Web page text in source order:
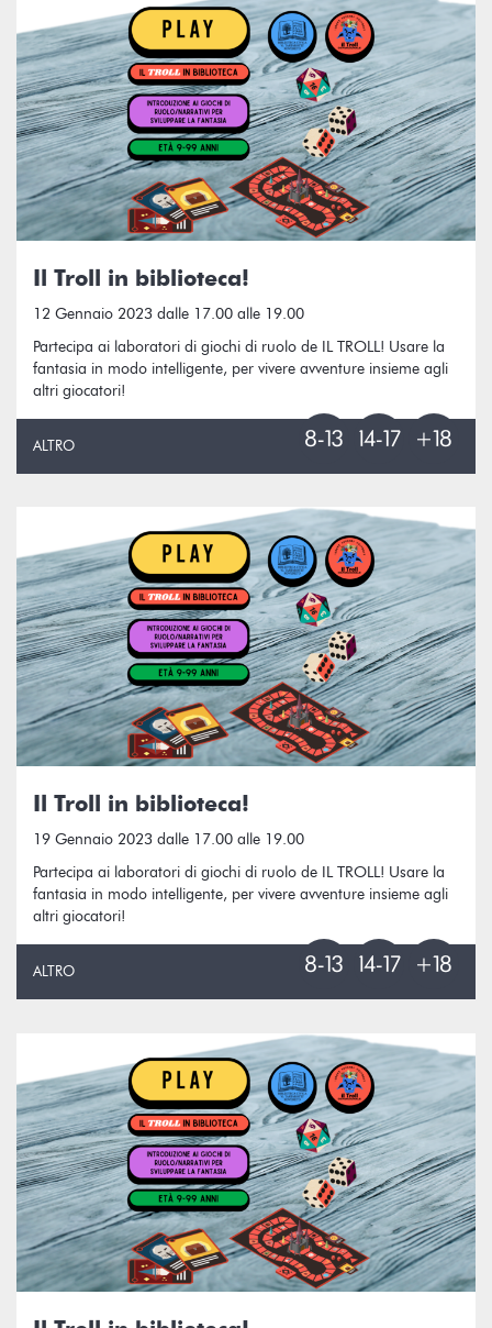
Il Troll in biblioteca!
12 Gennaio 2023 dalle 17.00 alle 19.00
Partecipa ai laboratori di giochi di ruolo de IL TROLL! Usare la
fantasia in modo intelligente, per vivere avventure insieme agli
altri giocatori!
ALTRO
Il Troll in biblioteca!
19 Gennaio 2023 dalle 17.00 alle 19.00
Partecipa ai laboratori di giochi di ruolo de IL TROLL! Usare la
fantasia in modo intelligente, per vivere avventure insieme agli
altri giocatori!
ALTRO